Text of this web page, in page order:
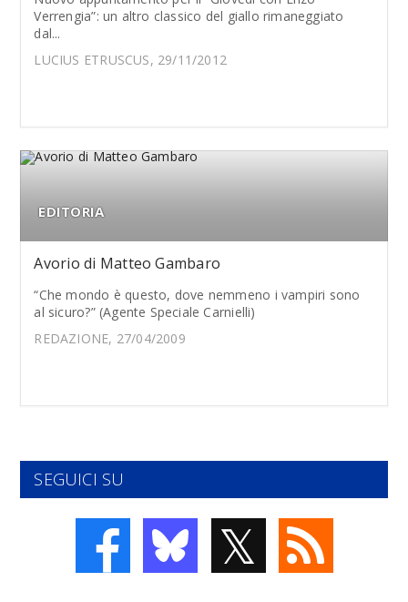
Verrengia”: un altro classico del giallo rimaneggiato
dal...
LUCIUS ETRUSCUS, 29/11/2012
EDITORIA
Avorio di Matteo Gambaro
“Che mondo è questo, dove nemmeno i vampiri sono
al sicuro?” (Agente Speciale Carnielli)
REDAZIONE, 27/04/2009
SEGUICI SU
𝕏